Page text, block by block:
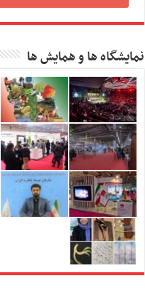
نمایشگاه ها و همایش ها